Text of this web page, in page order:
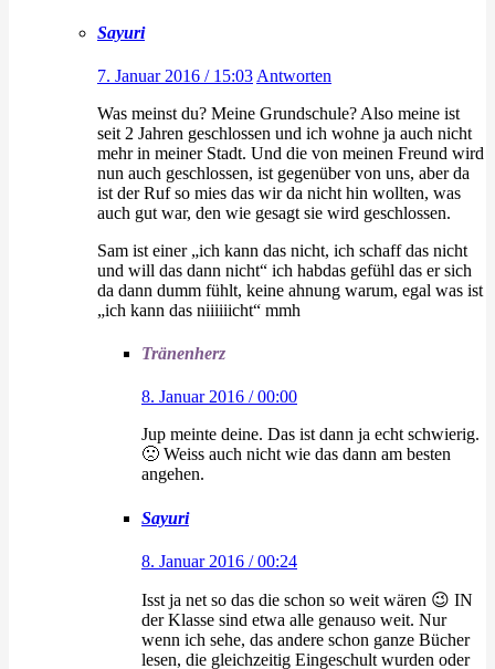
Sayuri
7. Januar 2016 / 15:03 Antworten
Was meinst du? Meine Grundschule? Also meine ist
seit 2 Jahren geschlossen und ich wohne ja auch nicht
mehr in meiner Stadt. Und die von meinen Freund wird
nun auch geschlossen, ist gegenüber von uns, aber da
ist der Ruf so mies das wir da nicht hin wollten, was
auch gut war, den wie gesagt sie wird geschlossen.
Sam ist einer „ich kann das nicht, ich schaff das nicht
und will das dann nicht“ ich habdas gefühl das er sich
da dann dumm fühlt, keine ahnung warum, egal was ist
„ich kann das niiiiiicht“ mmh
Tränenherz
8. Januar 2016 / 00:00
Jup meinte deine. Das ist dann ja echt schwierig.
🙁 Weiss auch nicht wie das dann am besten
angehen.
Sayuri
8. Januar 2016 / 00:24
Isst ja net so das die schon so weit wären 😉 IN
der Klasse sind etwa alle genauso weit. Nur
wenn ich sehe, das andere schon ganze Bücher
lesen, die gleichzeitig Eingeschult wurden oder